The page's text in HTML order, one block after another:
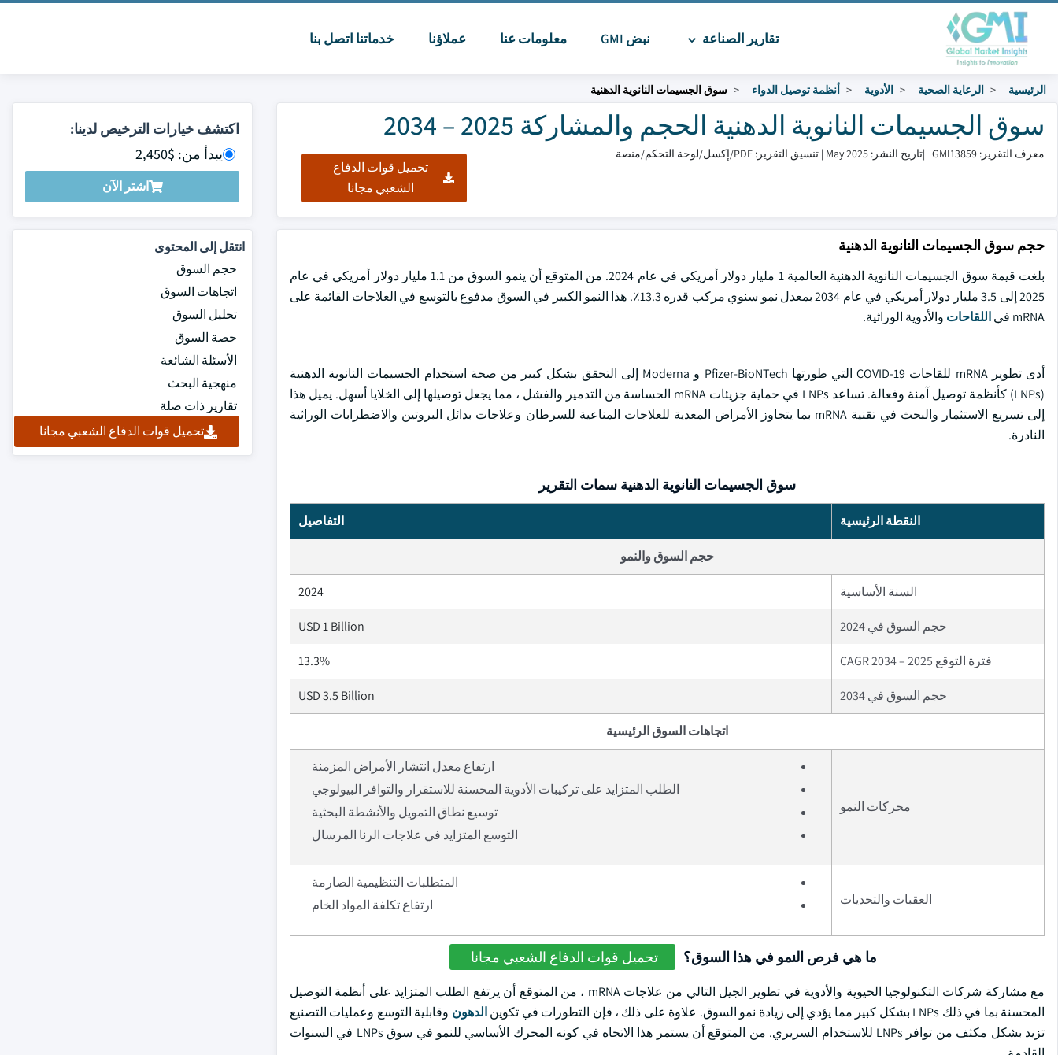
تقارير الصناعة نبض GMI معلومات عنا عملاؤنا خدماتنا اتصل بنا
الرئيسية الرعاية الصحية الأدوية أنظمة توصيل الدواء سوق الجسيمات النانوية الدهنية
سوق الجسيمات النانوية الدهنية الحجم والمشاركة 2025 – 2034
معرف التقرير: GMI13859 |تاريخ النشر: May 2025 | تنسيق التقرير: PDF/إكسل/لوحة التحكم/منصة
تحميل قوات الدفاع
الشعبي مجانا
اكتشف خيارات الترخيص لدينا:
يبدأ من: $2,450
اشتر الآن
حجم سوق الجسيمات النانوية الدهنية
بلغت قيمة سوق الجسيمات النانوية الدهنية العالمية 1 مليار دولار أمريكي في عام 2024. من المتوقع أن ينمو السوق من 1.1 مليار دولار أمريكي في عام
2025 إلى 3.5 مليار دولار أمريكي في عام 2034 بمعدل نمو سنوي مركب قدره 13.3٪. هذا النمو الكبير في السوق مدفوع بالتوسع في العلاجات القائمة على
mRNA في
اللقاحات والأدوية الوراثية.
أدى تطوير mRNA للقاحات COVID-19 التي طورتها Pfizer-BioNTech و Moderna إلى التحقق بشكل كبير من صحة استخدام الجسيمات النانوية الدهنية
(LNPs) كأنظمة توصيل آمنة وفعالة. تساعد LNPs في حماية جزيئات mRNA الحساسة من التدمير والفشل ، مما يجعل توصيلها إلى الخلايا أسهل. يميل هذا
إلى تسريع الاستثمار والبحث في تقنية mRNA بما يتجاوز الأمراض المعدية للعلاجات المناعية للسرطان وعلاجات بدائل البروتين والاضطرابات الوراثية
النادرة.
سوق الجسيمات النانوية الدهنية سمات التقرير
النقطة الرئيسية التفاصيل
حجم السوق والنمو
السنة الأساسية 2024
حجم السوق في 2024 USD 1 Billion
فترة التوقع 2025 – 2034 CAGR 13.3%
حجم السوق في 2034 USD 3.5 Billion
اتجاهات السوق الرئيسية
محركات النمو
ارتفاع معدل انتشار الأمراض المزمنة
الطلب المتزايد على تركيبات الأدوية المحسنة للاستقرار والتوافر البيولوجي
توسيع نطاق التمويل والأنشطة البحثية
التوسع المتزايد في علاجات الرنا المرسال
العقبات والتحديات
المتطلبات التنظيمية الصارمة
ارتفاع تكلفة المواد الخام
ما هي فرص النمو في هذا السوق؟ تحميل قوات الدفاع الشعبي مجانا
مع مشاركة شركات التكنولوجيا الحيوية والأدوية في تطوير الجيل التالي من علاجات mRNA ، من المتوقع أن يرتفع الطلب المتزايد على أنظمة التوصيل
المحسنة بما في ذلك LNPs بشكل كبير مما يؤدي إلى زيادة نمو السوق. علاوة على ذلك ، فإن التطورات في تكوين
الدهون وقابلية التوسع وعمليات التصنيع
تزيد بشكل مكثف من توافر LNPs للاستخدام السريري. من المتوقع أن يستمر هذا الاتجاه في كونه المحرك الأساسي للنمو في سوق LNPs في السنوات
انتقل إلى المحتوى
حجم السوق
اتجاهات السوق
تحليل السوق
حصة السوق
الأسئلة الشائعة
منهجية البحث
تقارير ذات صلة
تحميل قوات الدفاع الشعبي مجانا